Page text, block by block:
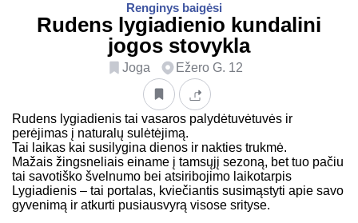
Renginys baigėsi
Rudens lygiadienio kundalini
jogos stovykla
Joga Ežero G. 12
Rudens lygiadienis tai vasaros palydėtuvėtuvės ir
perėjimas į naturalų sulėtėjimą.
Tai laikas kai susilygina dienos ir nakties trukmė.
Mažais žingsneliais einame į tamsųjį sezoną, bet tuo pačiu
tai savotiško švelnumo bei atsiribojimo laikotarpis
Lygiadienis – tai portalas, kviečiantis susimąstyti apie savo
gyvenimą ir atkurti pusiausvyrą visose srityse.